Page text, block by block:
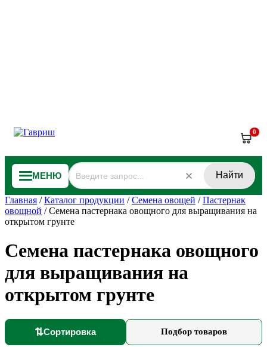
0
МЕНЮ Найти
Главная /Каталог продукции /Семена овощей /Пастернак
овощной /Семена пастернака овощного для выращивания на
открытом грунте
Семена пастернака овощного
для выращивания на
открытом грунте
⇅Сортировка Подбор товаров